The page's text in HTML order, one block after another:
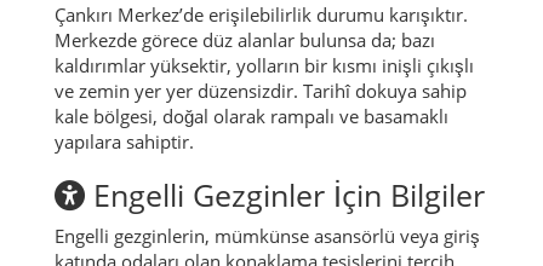
Çankırı Merkez’de erişilebilirlik durumu karışıktır.
Merkezde görece düz alanlar bulunsa da; bazı
kaldırımlar yüksektir, yolların bir kısmı inişli çıkışlı
ve zemin yer yer düzensizdir. Tarihî dokuya sahip
kale bölgesi, doğal olarak rampalı ve basamaklı
yapılara sahiptir.
Engelli Gezginler İçin Bilgiler
Engelli gezginlerin, mümkünse asansörlü veya giriş
katında odaları olan konaklama tesislerini tercih